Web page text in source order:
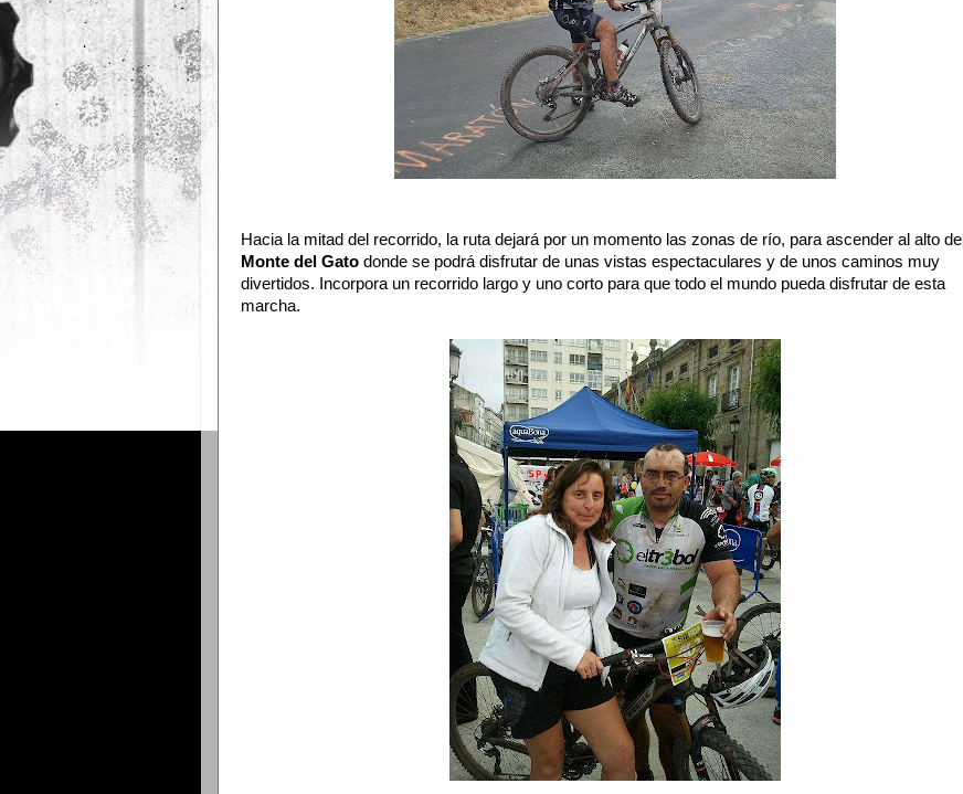
Hacia la mitad del recorrido, la ruta dejará por un momento las zonas de río, para ascender al alto del
Monte del Gato donde se podrá disfrutar de unas vistas espectaculares y de unos caminos muy
divertidos. Incorpora un recorrido largo y uno corto para que todo el mundo pueda disfrutar de esta
marcha.